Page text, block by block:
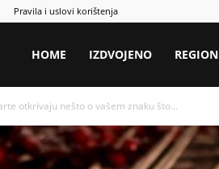
Pravila i uslovi korištenja
HOME IZDVOJENO REGION
otkrivaju nešto o vašem znaku što...